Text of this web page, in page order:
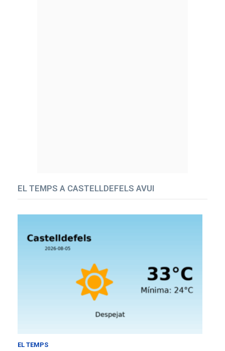
EL TEMPS A CASTELLDEFELS AVUI
EL TEMPS